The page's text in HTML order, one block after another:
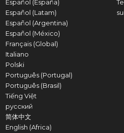
Español (España)
Español (Latam)
Español (Argentina)
Español (México)
Français (Global)
Italiano
Polski
Português (Portugal)
Português (Brasil)
Tiếng Việt
русский
简体中文
English (Africa)